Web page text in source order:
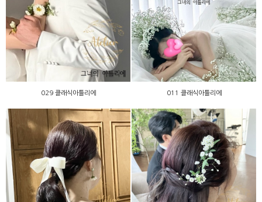
029 클래식아틀리에
029 클래식아틀리에
011 클래식아틀리에
011 클래식아틀리에
027 클래식아틀리에 026 클래식아틀리에